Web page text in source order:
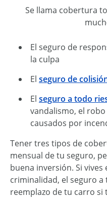
Se llama cobertura
El seguro de
la culpa
El seguro de
El seguro a todo
vandalismo, el
causados por
Tener tres tipos de
mensual de tu seguro,
buena inversión. Si vives
criminalidad, el seguro
reemplazo de tu carro si